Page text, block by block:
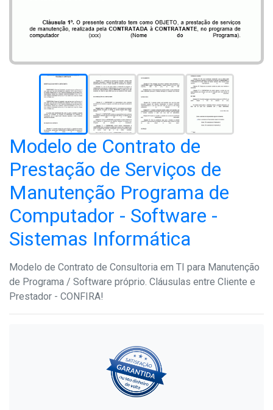
Modelo de Contrato de
Prestação de Serviços de
Manutenção Programa de
Computador - Software -
Sistemas Informática
Modelo de Contrato de Consultoria em TI para Manutenção
de Programa / Software próprio. Cláusulas entre Cliente e
Prestador - CONFIRA!